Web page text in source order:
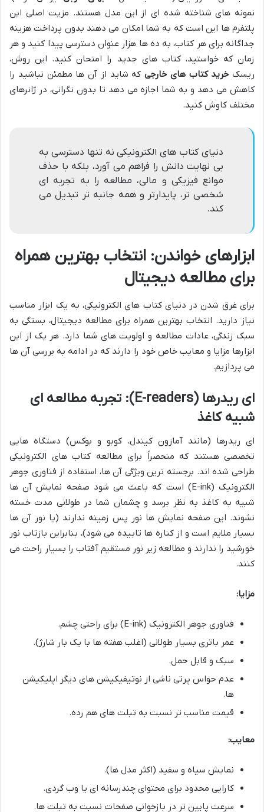
نمونه های شناخته شده ای از این مدل هستند. مزیت اصلی این
پلتفرم ها این است که به شما امکان می دهند بدون پرداخت هزینه
جداگانه برای هر کتاب، به ده ها هزار عنوان دسترسی پیدا کنید و هر
زمان که خواستید، کتاب های جدید را امتحان کنید. این روش،
ریسک خرید کتاب های خارجی که شاید از آن ها مطمئن نباشید را
کاهش می دهد و به شما اجازه می دهد تا بدون نگرانی، در ژانرهای
مختلف کاوش کنید.
دنیای کتاب های الکترونیکی نه تنها دسترسی به
بی نهایت دانش را فراهم می آورد، بلکه با حذف
موانع فیزیکی و مالی، مطالعه را به تجربه ای
شخصی تر، پایدارتر و همه جانبه تر تبدیل می
کند.
ابزارهای خواندن: انتخاب بهترین همراه
برای مطالعه دیجیتال
برای غرق شدن در دنیای کتاب های الکترونیکی، به یک ابزار مناسب
نیاز دارید. انتخاب بهترین همراه برای مطالعه دیجیتال، بستگی به
سبک زندگی، عادات مطالعه و اولویت های شما دارد. هر یک از این
ابزارها مزایا و معایب خاص خود را دارند که در ادامه به بررسی آن ها
می پردازیم.
ای ریدرها (E-readers): تجربه مطالعه ای
شبیه کاغذ
ای ریدرها (مانند آمازون کیندل، کوبو و بوکس) دستگاه هایی
تخصصی هستند که منحصراً برای مطالعه کتاب های الکترونیکی
طراحی شده اند. برجسته ترین ویژگی آن ها، استفاده از فناوری جوهر
الکترونیک (E-ink) است که باعث می شود صفحه نمایش آن ها
شبیه به کاغذ به نظر برسد و چشمان شما در طولانی مدت خسته
نشوند. این صفحه نمایش ها نور پس زمینه ندارند (یا نور آن ها
بسیار ملایم است و از کناره ها تابیده می شود)، بنابراین بازتاب نور
خورشید را ندارند و مطالعه زیر نور مستقیم آفتاب را بسیار راحت می
کنند.
مزایا:
فناوری جوهر الکترونیک (E-ink) برای راحتی چشم.
عمر باتری بسیار طولانی (اغلب هفته ها با یک بار شارژ).
سبک و قابل حمل.
عدم حواس پرتی ناشی از نوتیفیکیشن های دیگر اپلیکیشن
ها.
قیمت مناسب تر نسبت به تبلت های هم رده.
معایب:
نمایش سیاه و سفید (اکثر مدل ها).
کارایی محدود برای محتوای چندرسانه ای یا وب گردی.
سرعت پایین تر در بازخوانی صفحات نسبت به تبلت ها.